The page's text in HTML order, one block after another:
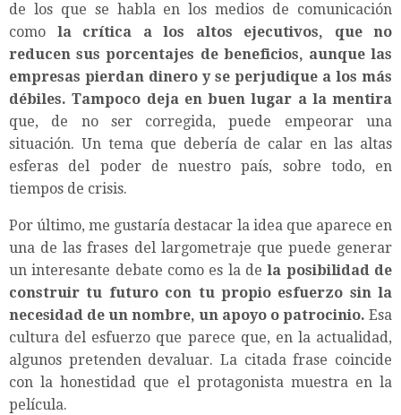
de los que se habla en los medios de comunicación
como la crítica a los altos ejecutivos, que no
reducen sus porcentajes de beneficios, aunque las
empresas pierdan dinero y se perjudique a los más
débiles. Tampoco deja en buen lugar a la mentira
que, de no ser corregida, puede empeorar una
situación. Un tema que debería de calar en las altas
esferas del poder de nuestro país, sobre todo, en
tiempos de crisis.
Por último, me gustaría destacar la idea que aparece en
una de las frases del largometraje que puede generar
un interesante debate como es la dela posibilidad de
construir tu futuro con tu propio esfuerzo sin la
necesidad de un nombre, un apoyo o patrocinio. Esa
cultura del esfuerzo que parece que, en la actualidad,
algunos pretenden devaluar. La citada frase coincide
con la honestidad que el protagonista muestra en la
película.